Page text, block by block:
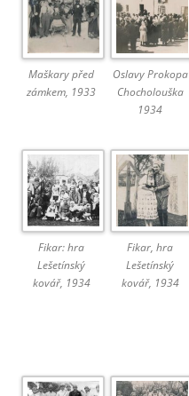
Maškary před
zámkem, 1933
Oslavy Prokopa
Chocholouška
1934
Fikar: hra
Lešetínský
kovář, 1934
Fikar, hra
Lešetínský
kovář, 1934